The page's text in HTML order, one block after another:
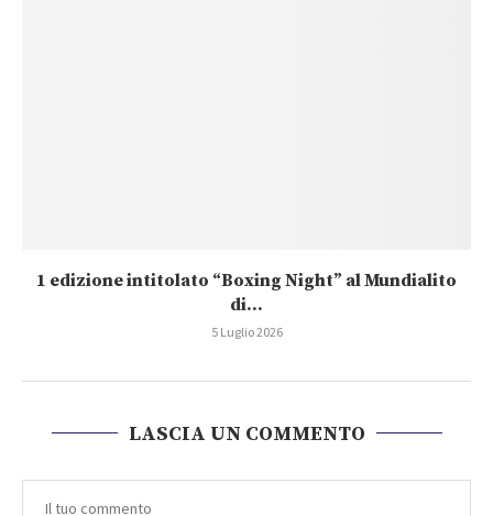
1 edizione intitolato “Boxing Night” al Mundialito
di...
5 Luglio 2026
LASCIA UN COMMENTO